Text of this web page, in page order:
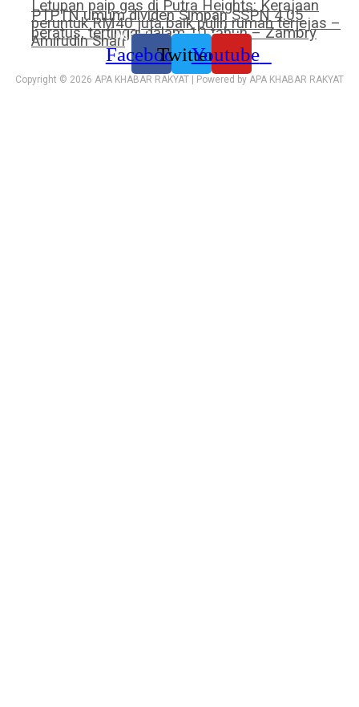
Letupan paip gas di Putra Heights: Kerajaan
peruntuk RM40 juta baik pulih rumah terjejas –
Amirudin Shari
PTPTN umum dividen Simpan SSPN 4.05
peratus, tertinggi dalam 10 tahun – Zambry
Media sosial kami:
FacebookTwitterYoutube
Copyright © 2026 APA KHABAR RAKYAT | Powered by APA KHABAR RAKYAT